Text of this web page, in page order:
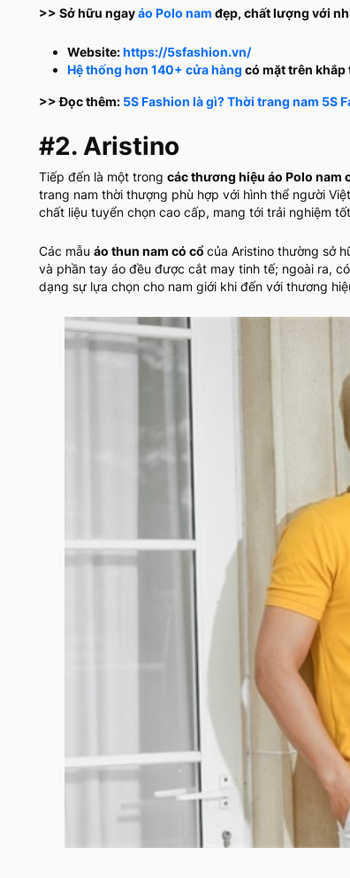
>> Sở hữu ngayáo Polo nam đẹp, chất lượng với
Website:https://5sfashion.vn/
Hệ thống hơn 140+ cửa hàng có mặt trên khắp
>> Đọc thêm: 5S Fashion là gì? Thời trang nam 5S
#2. Aristino
Tiếp đến là một trong các thương hiệu áo Polo nam
trang nam thời thượng phù hợp với hình thể người
chất liệu tuyển chọn cao cấp, mang tới trải nghiệm
Các mẫu áo thun nam có cổcủa Aristino thường sở
và phần tay áo đều được cắt may tinh tế; ngoài ra,
dạng sự lựa chọn cho nam giới khi đến với thương